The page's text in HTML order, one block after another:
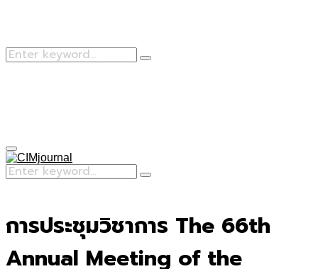
Search
Search
Primary
Menu
Search
for:
Search
การประชุมวิชาการ The 66th
Annual Meeting of the